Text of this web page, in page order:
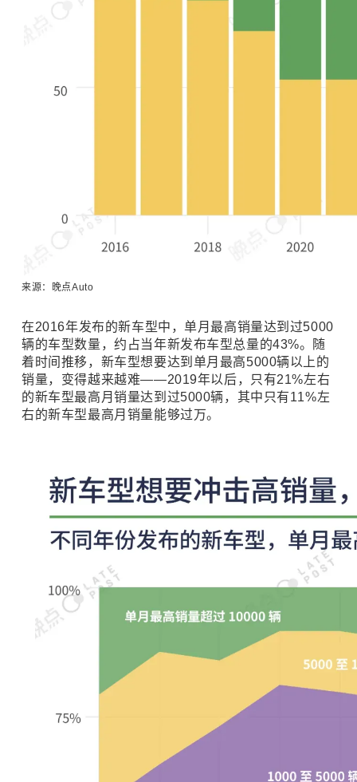
来源：晚点Auto
在2016年发布的新车型中，单月最高销量达到过5000
辆的车型数量，约占当年新发布车型总量的43%。随
着时间推移，新车型想要达到单月最高5000辆以上的
销量，变得越来越难——2019年以后，只有21%左右
的新车型最高月销量达到过5000辆，其中只有11%左
右的新车型最高月销量能够过万。